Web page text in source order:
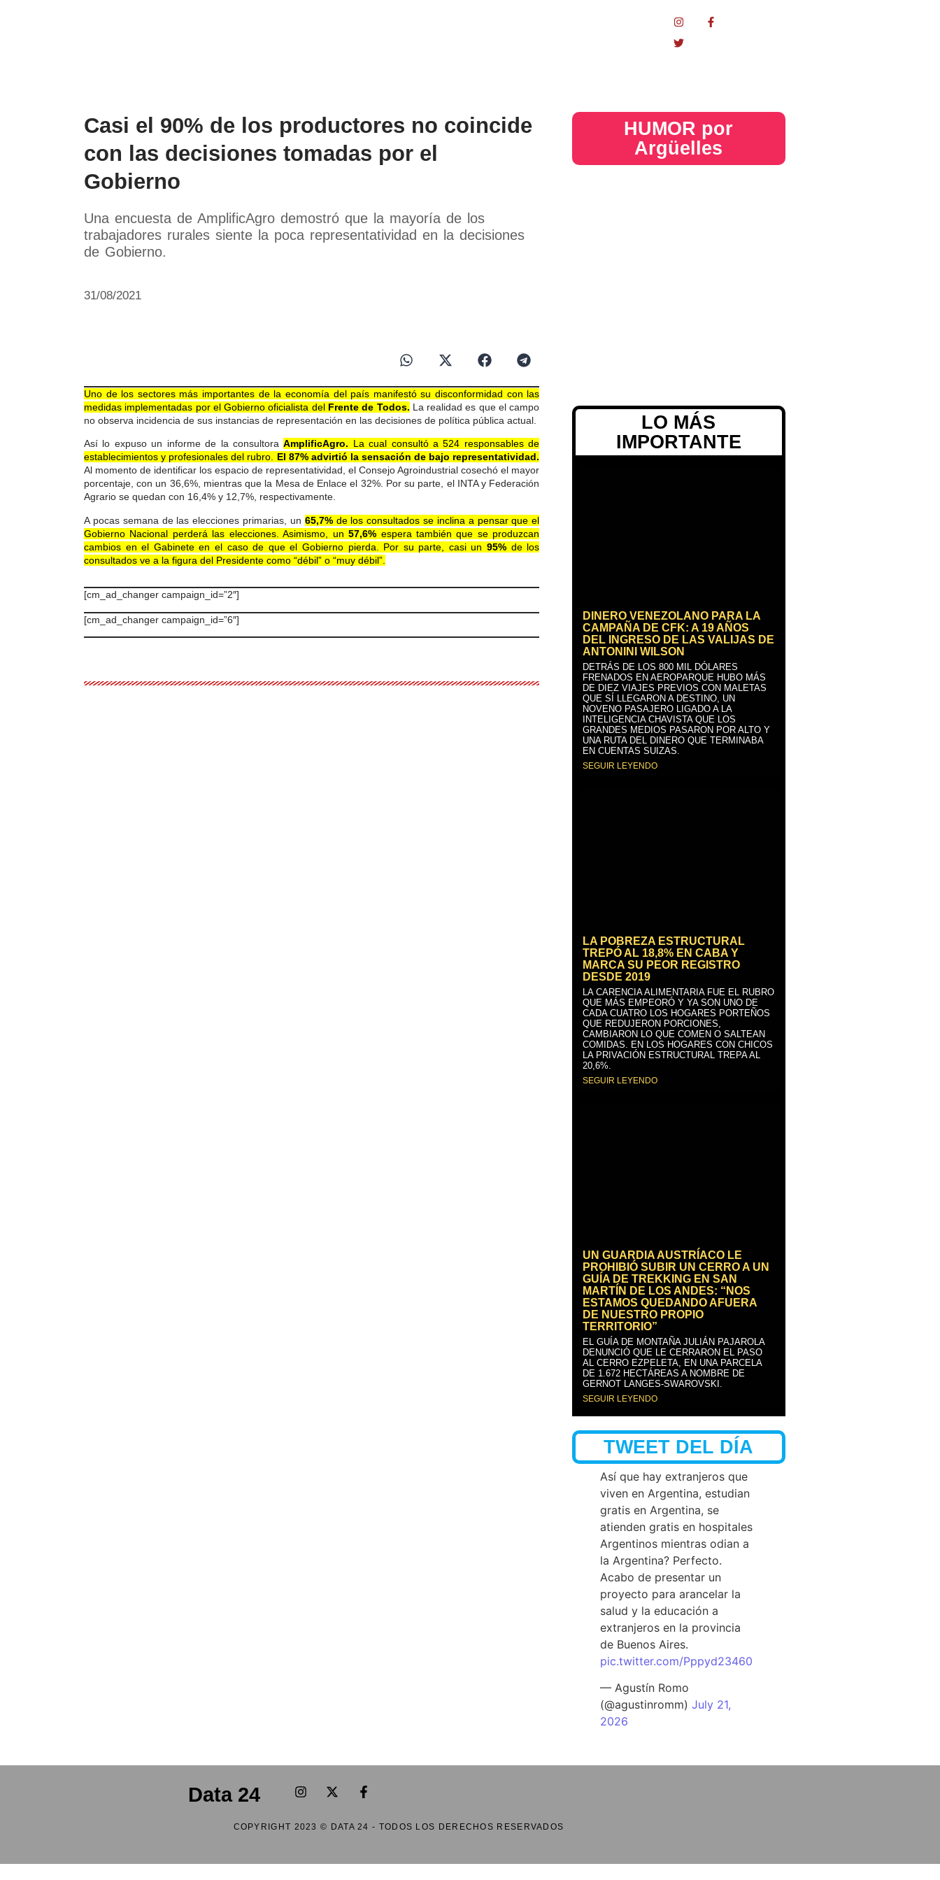
Casi el 90% de los productores no coincide
con las decisiones tomadas por el
Gobierno
Una encuesta de AmplificAgro demostró que la mayoría de los
trabajadores rurales siente la poca representatividad en la decisiones
de Gobierno.
31/08/2021
Uno de los sectores más importantes de la economía del país manifestó su disconformidad con las
medidas implementadas por el Gobierno oficialista del Frente de Todos. La realidad es que el campo
no observa incidencia de sus instancias de representación en las decisiones de política pública actual.
Así lo expuso un informe de la consultoraAmplificAgro. La cual consultó a 524 responsables de
establecimientos y profesionales del rubro. El 87% advirtió la sensación de bajo representatividad.
Al momento de identificar los espacio de representatividad, el Consejo Agroindustrial cosechó el mayor
porcentaje, con un 36,6%, mientras que la Mesa de Enlace el 32%. Por su parte, el INTA y Federación
Agrario se quedan con 16,4% y 12,7%, respectivamente.
A pocas semana de las elecciones primarias, un 65,7%de los consultados se inclina a pensar que el
Gobierno Nacional perderá las elecciones. Asimismo, un57,6% espera también que se produzcan
cambios en el Gabinete en el caso de que el Gobierno pierda. Por su parte, casi un95% de los
consultados ve a la figura del Presidente como “débil” o “muy débil”.
[cm_ad_changer campaign_id=”2″]
[cm_ad_changer campaign_id=”6″]
HUMOR por
Argüelles​
LO MÁS
IMPORTANTE
DINERO VENEZOLANO PARA LA
CAMPAÑA DE CFK: A 19 AÑOS
DEL INGRESO DE LAS VALIJAS DE
ANTONINI WILSON
DETRÁS DE LOS 800 MIL DÓLARES
FRENADOS EN AEROPARQUE HUBO MÁS
DE DIEZ VIAJES PREVIOS CON MALETAS
QUE SÍ LLEGARON A DESTINO, UN
NOVENO PASAJERO LIGADO A LA
INTELIGENCIA CHAVISTA QUE LOS
GRANDES MEDIOS PASARON POR ALTO Y
UNA RUTA DEL DINERO QUE TERMINABA
EN CUENTAS SUIZAS.
SEGUIR LEYENDO
LA POBREZA ESTRUCTURAL
TREPÓ AL 18,8% EN CABA Y
MARCA SU PEOR REGISTRO
DESDE 2019
LA CARENCIA ALIMENTARIA FUE EL RUBRO
QUE MÁS EMPEORÓ Y YA SON UNO DE
CADA CUATRO LOS HOGARES PORTEÑOS
QUE REDUJERON PORCIONES,
CAMBIARON LO QUE COMEN O SALTEAN
COMIDAS. EN LOS HOGARES CON CHICOS
LA PRIVACIÓN ESTRUCTURAL TREPA AL
20,6%.
SEGUIR LEYENDO
UN GUARDIA AUSTRÍACO LE
PROHIBIÓ SUBIR UN CERRO A UN
GUÍA DE TREKKING EN SAN
MARTÍN DE LOS ANDES: “NOS
ESTAMOS QUEDANDO AFUERA
DE NUESTRO PROPIO
TERRITORIO”
EL GUÍA DE MONTAÑA JULIÁN PAJAROLA
DENUNCIÓ QUE LE CERRARON EL PASO
AL CERRO EZPELETA, EN UNA PARCELA
DE 1.672 HECTÁREAS A NOMBRE DE
GERNOT LANGES-SWAROVSKI.
SEGUIR LEYENDO
TWEET DEL DÍA
Así que hay extranjeros que
viven en Argentina, estudian
gratis en Argentina, se
atienden gratis en hospitales
Argentinos mientras odian a
la Argentina? Perfecto.
Acabo de presentar un
proyecto para arancelar la
salud y la educación a
extranjeros en la provincia
de Buenos Aires.
pic.twitter.com/Pppyd23460
— Agustín Romo
(@agustinromm)July 21,
2026
Data 24
COPYRIGHT 2023 © DATA 24 - TODOS LOS DERECHOS RESERVADOS